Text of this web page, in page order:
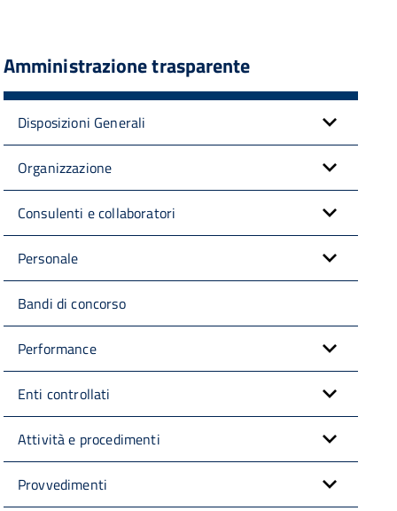
Amministrazione trasparente
Disposizioni Generali
Organizzazione
Consulenti e collaboratori
Personale
Bandi di concorso
Performance
Enti controllati
Attività e procedimenti
Provvedimenti